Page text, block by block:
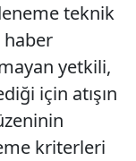
teknik
haber
yetkili,
için atışın
kriterleri